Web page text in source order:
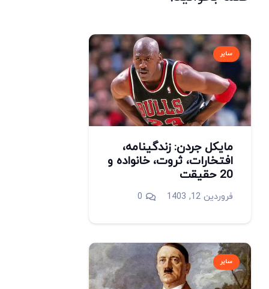
سایر
مایکل جردن: زندگینامه،
افتخارات، ثروت، خانواده و
20 حقیقت
فروردین 12, 1403 0
سایر